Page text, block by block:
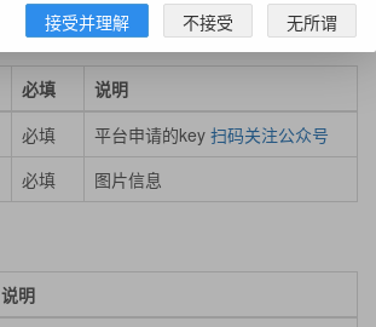
必填
说明
必填 平台申请的key 扫码关注公众号
必填 图片信息
说明
接受并理解 不接受 无所谓